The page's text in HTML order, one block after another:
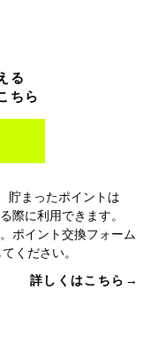
る
ちら
貯まったポイントは
際に利用できます。
ポイント交換フォーム
ください。
詳しくはこちら→